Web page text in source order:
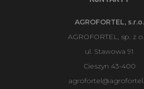
AGROFORTEL, s.r.o.
AGROFORTEL, sp. z
ul. Stawowa 91
Cieszyn 43-400